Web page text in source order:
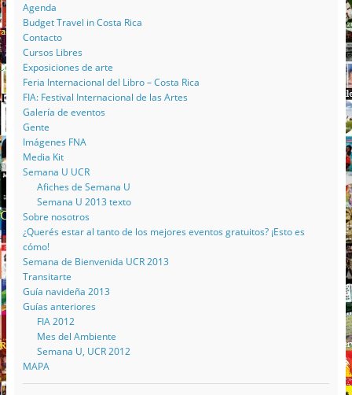
Agenda
Budget Travel in Costa Rica
Contacto
Cursos Libres
Exposiciones de arte
Feria Internacional del Libro – Costa Rica
FIA: Festival Internacional de las Artes
Galería de eventos
Gente
Imágenes FNA
Media Kit
Semana U UCR
Afiches de Semana U
Semana U 2013 texto
Sobre nosotros
¿Querés estar al tanto de los mejores eventos gratuitos? ¡Esto es
cómo!
Semana de Bienvenida UCR 2013
Transitarte
Guía navideña 2013
Guías anteriores
FIA 2012
Mes del Ambiente
Semana U, UCR 2012
MAPA